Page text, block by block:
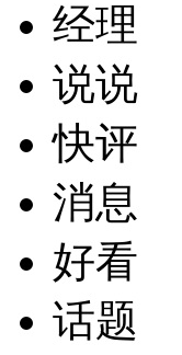
经理
说说
快评
消息
好看
话题